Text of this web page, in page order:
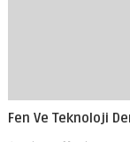
Fen Ve Teknoloji